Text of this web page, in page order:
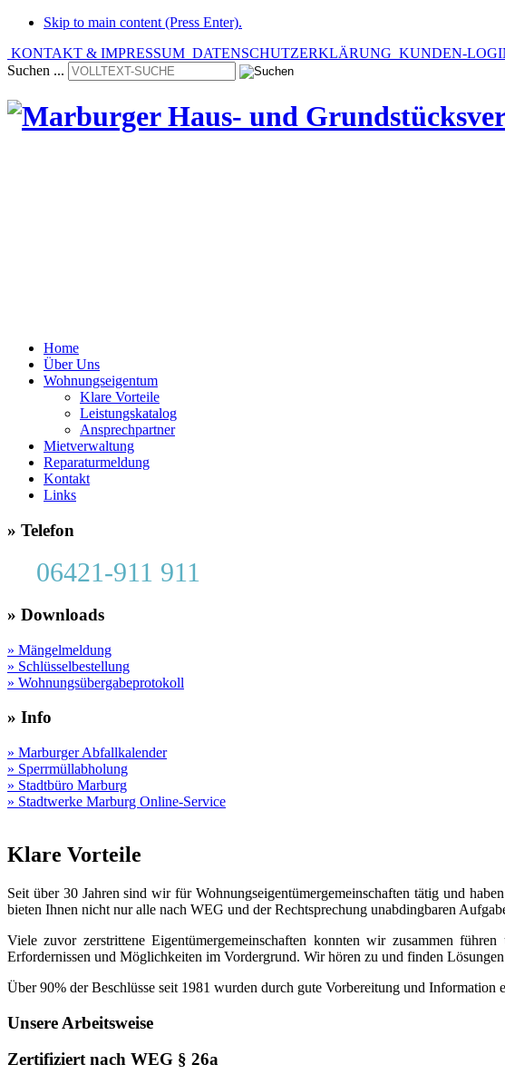
Skip to main content (Press Enter).
KONTAKT & IMPRESSUM DATENSCHUTZERKLÄRUNG KUNDEN-
Suchen ...
Home
Über Uns
Wohnungseigentum
Klare Vorteile
Leistungskatalog
Ansprechpartner
Mietverwaltung
Reparaturmeldung
Kontakt
Links
» Telefon
06421-911 911
» Downloads
» Mängelmeldung
» Schlüsselbestellung
» Wohnungsübergabeprotokoll
» Info
» Marburger Abfallkalender
» Sperrmüllabholung
» Stadtbüro Marburg
» Stadtwerke Marburg Online-Service
Klare Vorteile
Seit über 30 Jahren sind wir für Wohnungseigentümergemeinschaften tätig und
bieten Ihnen nicht nur alle nach WEG und der Rechtsprechung unabdingbaren
Viele zuvor zerstrittene Eigentümergemeinschaften konnten wir zusammen
Erfordernissen und Möglichkeiten im Vordergrund. Wir hören zu und finden
Über 90% der Beschlüsse seit 1981 wurden durch gute Vorbereitung und
Unsere Arbeitsweise
Zertifiziert nach WEG § 26a